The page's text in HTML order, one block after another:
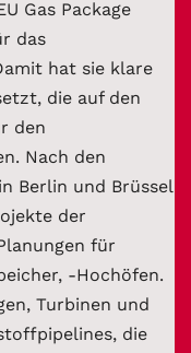
Gas Package
das
hat sie klare
die auf den
den
Nach den
Berlin und Brüssel
der
für
-Hochöfen.
Turbinen und
die